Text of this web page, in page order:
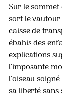
Sur le sommet
sort le
caisse de
ébahis des
explications
l’imposante
l’oiseau
sa liberté